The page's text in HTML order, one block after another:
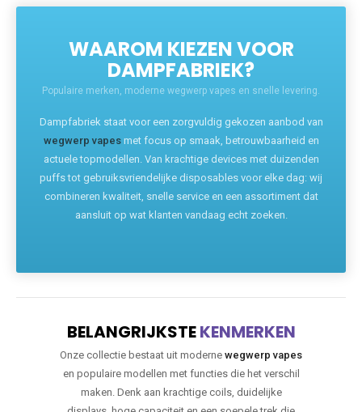
WAAROM KIEZEN VOOR
DAMPFABRIEK?
Populaire merken, moderne wegwerp vapes en snelle levering.
Dampfabriek staat voor een zorgvuldig gekozen aanbod van
wegwerp vapesmet focus op smaak, betrouwbaarheid en
actuele topmodellen. Van krachtige devices met duizenden
puffs tot gebruiksvriendelijke disposables voor elke dag: wij
combineren kwaliteit, snelle service en een assortiment dat
aansluit op wat klanten vandaag echt zoeken.
BELANGRIJKSTEKENMERKEN
Onze collectie bestaat uit moderne wegwerp vapes
en populaire modellen met functies die het verschil
maken. Denk aan krachtige coils, duidelijke